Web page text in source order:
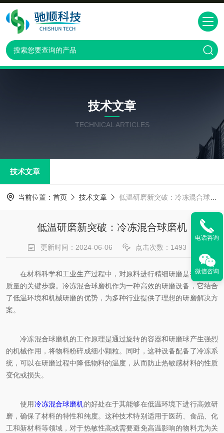
技术文章
TECHNICAL ARTICLES
技术文章
当前位置： 首页 技术文章 低温研磨新突破：冷冻混合球磨机
低温研磨新突破：冷冻混合球磨机
更新时间：2024-06-06 点击次数：1493
在材料科学和工业生产过程中，对原料进行精细研磨是提高产品
质量的关键步骤。冷冻混合球磨机作为一种高效的研磨设备，它结合
了低温环境和机械研磨的优势，为多种行业提供了理想的研磨解决方
案。
冷冻混合球磨机的工作原理是通过旋转的容器和研磨球产生强烈
的机械作用，将物料粉碎成细小颗粒。同时，这种设备配备了冷冻系
统，可以在研磨过程中降低物料的温度，从而防止热敏感材料的性质
变化或损失。
使用冷冻混合球磨机的好处在于其能够在低温环境下进行高效研
磨，确保了材料的特性和纯度。这种技术特别适用于医药、食品、化
工和新材料等领域，对于热敏性高或需要避免高温影响的物料尤为关
电话咨询
微信咨询